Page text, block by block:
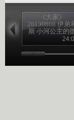
《大家》
20130808 伊弟
斯 小河公主的